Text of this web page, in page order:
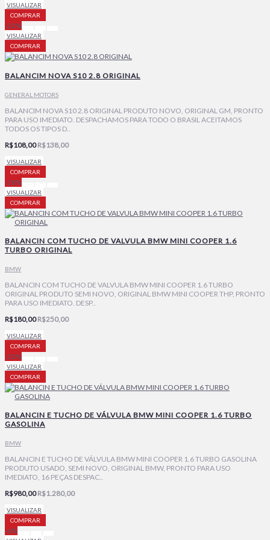
VISUALIZAR
COMPRAR
-22%
VISUALIZAR
COMPRAR
BALANCIM NOVA S10 2.8 ORIGINAL
GENERAL MOTORS
BALANCIM NOVA S10 2.8 ORIGINAL PRODUTO NOVO, ORIGINAL GM, PRONTO
PARA USO IMEDIATO. DESPACHAMOS PARA TODO O BRASIL ACEITAMOS
TODOS OS TIPOS D..
R$108,00 R$138,00
VISUALIZAR
COMPRAR
-28%
VISUALIZAR
COMPRAR
BALANCIN COM TUCHO DE VALVULA BMW MINI COOPER 1.6
TURBO ORIGINAL
BMW
BALANCIN COM TUCHO DE VALVULA BMW MINI COOPER 1.6 TURBO
ORIGINAL PRODUTO SEMI NOVO, ORIGINAL BMW MINI COOPER THP, PRONTO
PARA USO IMEDIATO. DESP..
R$180,00 R$250,00
VISUALIZAR
COMPRAR
-23%
VISUALIZAR
COMPRAR
BALANCIN E TUCHO DE VÁLVULA BMW MINI COOPER 1.6 TURBO
GASOLINA
BMW
BALANCIN E TUCHO DE VÁLVULA BMW MINI COOPER 1.6 TURBO GASOLINA
PRODUTO USADO, SEMI NOVO, ORIGINAL BMW, PRONTO PARA USO
IMEDIATO, 16 PEÇAS DESPAC..
R$980,00 R$1.280,00
VISUALIZAR
COMPRAR
-6%